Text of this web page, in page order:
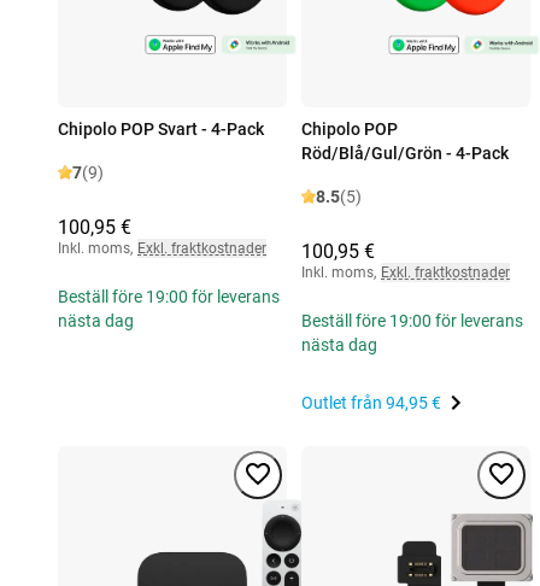
Chipolo POP Svart - 4-Pack
7(9)
100,95 €
Inkl. moms, Exkl. fraktkostnader
Beställ före 19:00 för leverans
nästa dag
Chipolo POP
Röd/Blå/Gul/Grön - 4-Pack
8.5(5)
100,95 €
Inkl. moms, Exkl. fraktkostnader
Beställ före 19:00 för leverans
nästa dag
Outlet från 94,95 €